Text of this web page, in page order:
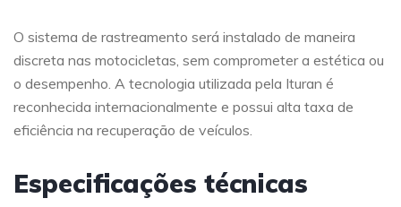
O sistema de rastreamento será instalado de maneira
discreta nas motocicletas, sem comprometer a estética ou
o desempenho. A tecnologia utilizada pela Ituran é
reconhecida internacionalmente e possui alta taxa de
eficiência na recuperação de veículos.
Especificações técnicas